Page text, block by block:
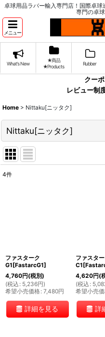
卓球用品ラバー輸入専門店！国際卓
専門の卓
メニュー
What's New
★商品
★Products
Rubber
クー
レビュー制
Home > Nittaku[ニッタク]
Nittaku[ニッタク]
絞
4件
ファスターク
G1[FastarcG1]
4,760円(税別)
(税込 : 5,236円)
希望小売価格: 7,480円
詳細を見る
ファスタ
4,620円(
(税込 :
希望小売
詳